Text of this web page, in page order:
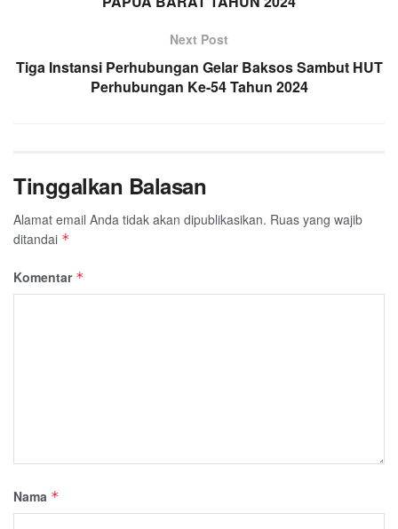
Next Post
Tiga Instansi Perhubungan Gelar Baksos Sambut HUT
Perhubungan Ke-54 Tahun 2024
Tinggalkan Balasan
Alamat email Anda tidak akan dipublikasikan. Ruas yang wajib
ditandai *
Komentar *
Nama *